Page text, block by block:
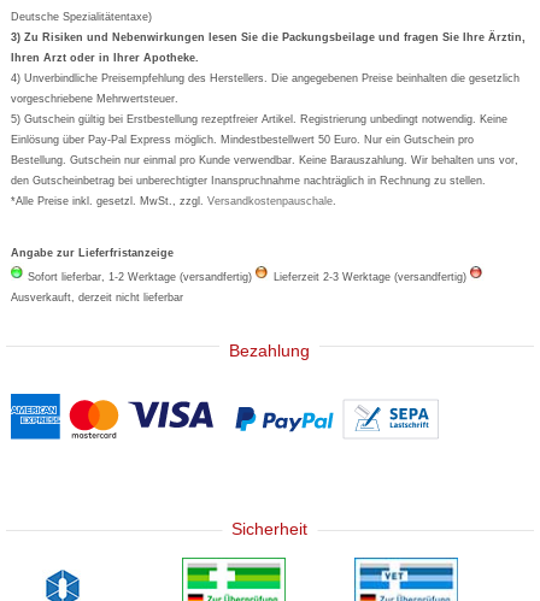
Formoline
Wick
Eucerin
Basica
Deutsche Spezialitätentaxe)
3) Zu Risiken und Nebenwirkungen lesen Sie die Packungsbeilage und fragen Sie Ihre Ärztin,
Ihren Arzt oder in Ihrer Apotheke.
4) Unverbindliche Preisempfehlung des Herstellers. Die angegebenen Preise beinhalten die gesetzlich
vorgeschriebene Mehrwertsteuer.
5) Gutschein gültig bei Erstbestellung rezeptfreier Artikel. Registrierung unbedingt notwendig. Keine
Einlösung über Pay-Pal Express möglich. Mindestbestellwert 50 Euro. Nur ein Gutschein pro
Bestellung. Gutschein nur einmal pro Kunde verwendbar. Keine Barauszahlung. Wir behalten uns vor,
den Gutscheinbetrag bei unberechtigter Inanspruchnahme nachträglich in Rechnung zu stellen.
*Alle Preise inkl. gesetzl. MwSt., zzgl.Versandkostenpauschale.
Angabe zur Lieferfristanzeige
Sofort lieferbar, 1-2 Werktage (versandfertig)
Lieferzeit 2-3 Werktage (versandfertig)
Ausverkauft, derzeit nicht lieferbar
Bezahlung
Sicherheit